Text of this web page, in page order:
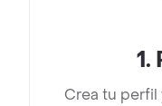
1.
Crea tu perfil